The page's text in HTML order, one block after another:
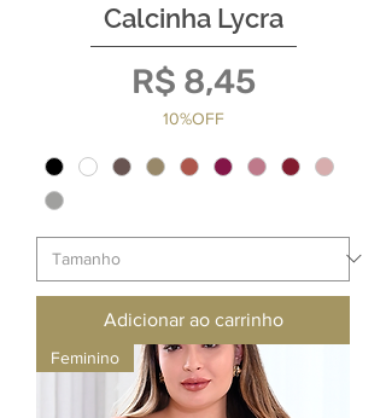
Calcinha Lycra
Preço
R$ 8,45
10%OFF
Adicionar ao carrinho
Feminino